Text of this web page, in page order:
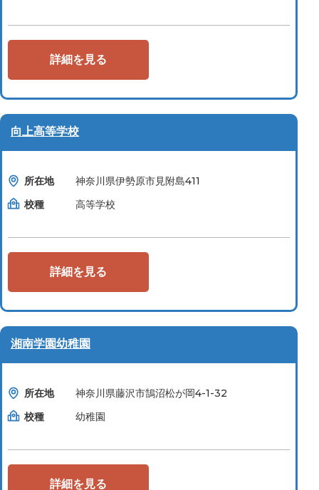
詳細を見る
向上高等学校
所在地
神奈川県伊勢原市見附島411
校種
高等学校
詳細を見る
湘南学園幼稚園
所在地
神奈川県藤沢市鵠沼松が岡4-1-32
校種
幼稚園
詳細を見る